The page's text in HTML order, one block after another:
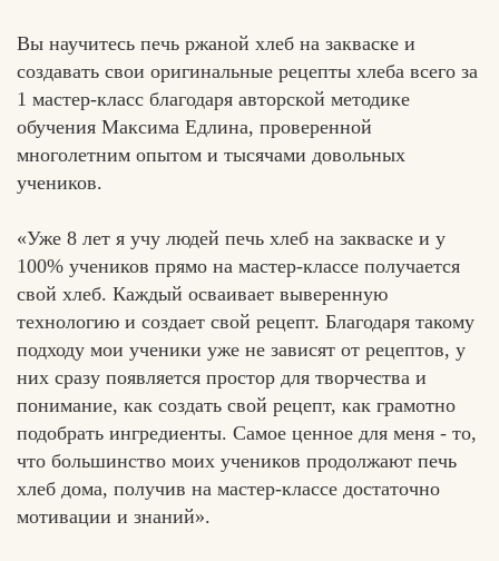
Вы научитесь печь ржаной хлеб на закваске и
создавать свои оригинальные рецепты хлеба всего за
1 мастер-класс благодаря авторской методике
обучения Максима Едлина, проверенной
многолетним опытом и тысячами довольных
учеников.
«Уже 8 лет я учу людей печь хлеб на закваске и у
100% учеников прямо на мастер-классе получается
свой хлеб. Каждый осваивает выверенную
технологию и создает свой рецепт. Благодаря такому
подходу мои ученики уже не зависят от рецептов, у
них сразу появляется простор для творчества и
понимание, как создать свой рецепт, как грамотно
подобрать ингредиенты. Самое ценное для меня - то,
что большинство моих учеников продолжают печь
хлеб дома, получив на мастер-классе достаточно
мотивации и знаний».